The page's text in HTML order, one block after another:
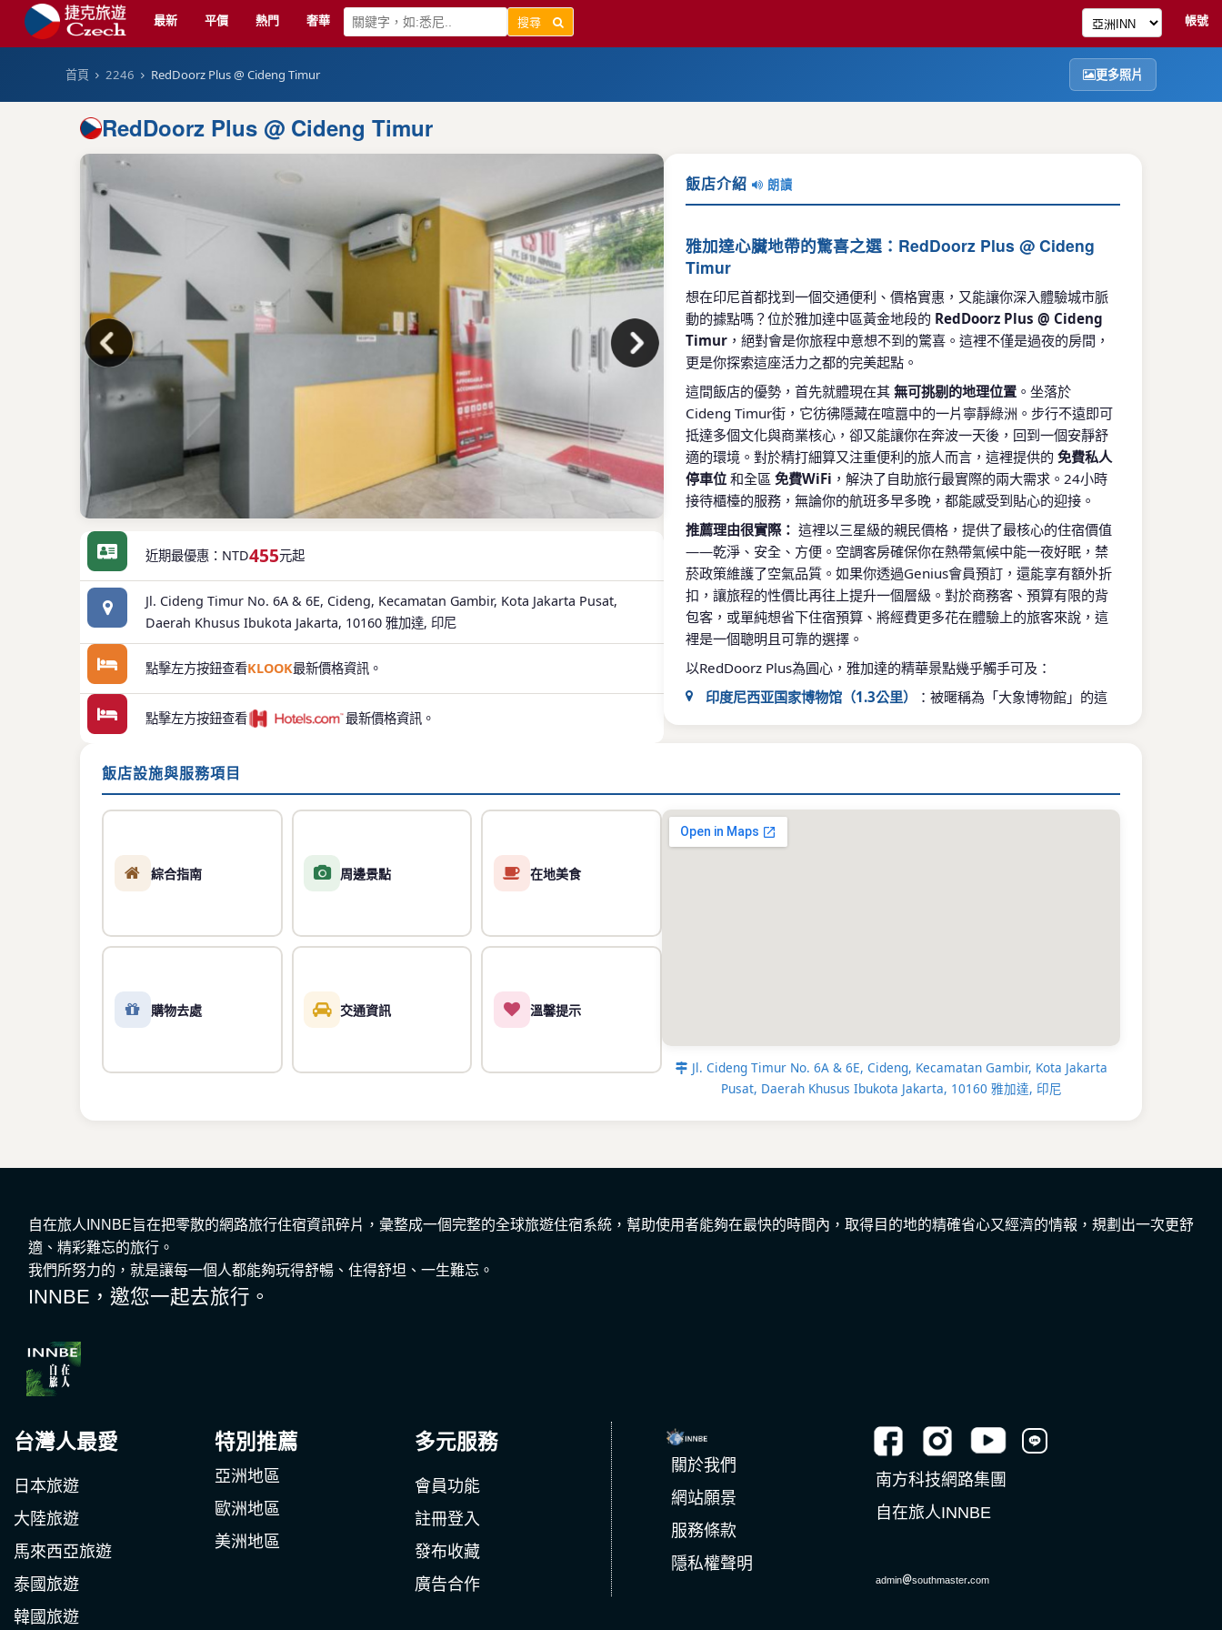
最新 平價 熱門 奢華 搜尋 帳號
首頁 2246 RedDoorz Plus @ Cideng Timur 更多照片
RedDoorz Plus @ Cideng Timur
近期最優惠：NTD455元起
Jl. Cideng Timur No. 6A & 6E, Cideng, Kecamatan Gambir, Kota Jakarta Pusat,
Daerah Khusus Ibukota Jakarta, 10160 雅加達, 印尼
點擊左方按鈕查看KLOOK最新價格資訊。
點擊左方按鈕查看 最新價格資訊。
飯店介紹 朗讀
雅加達心臟地帶的驚喜之選：RedDoorz Plus @ Cideng
Timur
想在印尼首都找到一個交通便利、價格實惠，又能讓你深入體驗城市脈
動的據點嗎？位於雅加達中區黃金地段的 RedDoorz Plus @ Cideng
Timur ，絕對會是你旅程中意想不到的驚喜。這裡不僅是過夜的房間，
更是你探索這座活力之都的完美起點。
這間飯店的優勢，首先就體現在其無可挑剔的地理位置 。坐落於
Cideng Timur街，它彷彿隱藏在喧囂中的一片寧靜綠洲。步行不遠即可
抵達多個文化與商業核心，卻又能讓你在奔波一天後，回到一個安靜舒
適的環境。對於精打細算又注重便利的旅人而言，這裡提供的免費私人
停車位 和全區免費WiFi ，解決了自助旅行最實際的兩大需求。24小時
接待櫃檯的服務，無論你的航班多早多晚，都能感受到貼心的迎接。
推薦理由很實際： 這裡以三星級的親民價格，提供了最核心的住宿價值
——乾淨、安全、方便。空調客房確保你在熱帶氣候中能一夜好眠，禁
菸政策維護了空氣品質。如果你透過Genius會員預訂，還能享有額外折
扣，讓旅程的性價比再往上提升一個層級。對於商務客、預算有限的背
包客，或單純想省下住宿預算、將經費更多花在體驗上的旅客來說，這
裡是一個聰明且可靠的選擇。
以RedDoorz Plus為圓心，雅加達的精華景點幾乎觸手可及：
印度尼西亚国家博物馆（1.3公里）
：被暱稱為「大象博物館」的這
這裡就對了。這個大型市場是當地人採購食材與布料的重鎮，喧鬧
的氣氛、繽紛的色彩和濃厚的生活氣息，是鏡頭與感官的盛宴。
Sarinah百貨（2.7公里）
開始，編寫屬於你的雅加達冒險篇章吧。
飯店設施與服務項目
綜合指南 周邊景點 在地美食
購物去處 交通資訊 溫馨提示
Jl. Cideng Timur No. 6A & 6E, Cideng, Kecamatan Gambir, Kota Jakarta
Pusat, Daerah Khusus Ibukota Jakarta, 10160 雅加達, 印尼
自在旅人INNBE旨在把零散的網路旅行住宿資訊碎片，彙整成一個完整的全球旅遊住宿系統，幫助使用者能夠在最快的時間內，取得目的地的精確省心又經濟的情報，規劃出一次更舒
適、精彩難忘的旅行。
我們所努力的，就是讓每一個人都能夠玩得舒暢、住得舒坦、一生難忘。
INNBE，邀您一起去旅行。
台灣人最愛
日本旅遊
大陸旅遊
馬來西亞旅遊
泰國旅遊
韓國旅遊
特別推薦
亞洲地區
歐洲地區
美洲地區
多元服務
會員功能
註冊登入
發布收藏
廣告合作
關於我們
網站願景
服務條款
隱私權聲明
南方科技網路集團
自在旅人INNBE
admin＠southmaster.com